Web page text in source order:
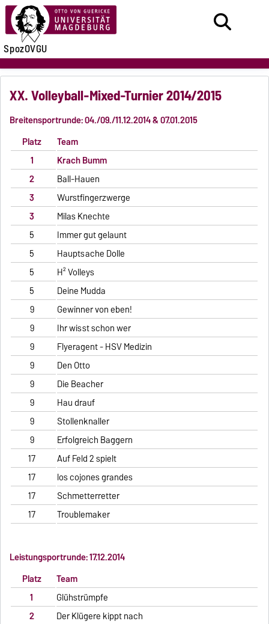
SpozOVGU
XX. Volleyball-Mixed-Turnier 2014/2015
Breitensportrunde: 04./09./11.12.2014 & 07.01.2015
Platz
Team
1
Krach Bumm
2
Ball-Hauen
3
Wurstfingerzwerge
3
Milas Knechte
5
Immer gut gelaunt
5
Hauptsache Dolle
5
H² Volleys
5
Deine Mudda
9
Gewinner von eben!
9
Ihr wisst schon wer
9
Flyeragent - HSV Medizin
9
Den Otto
9
Die Beacher
9
Hau drauf
9
Stollenknaller
9
Erfolgreich Baggern
17
Auf Feld 2 spielt
17
los cojones grandes
17
Schmetterretter
17
Troublemaker
Leistungsportrunde: 17.12.2014
Platz
Team
1
Glühstrümpfe
2
Der Klügere kippt nach